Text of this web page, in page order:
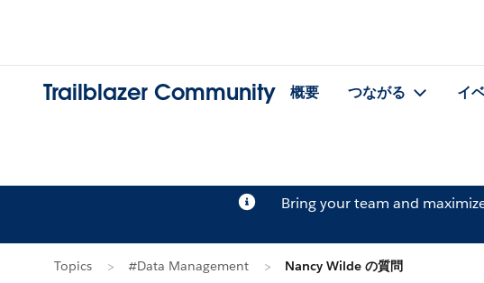
Trailblazer Community 概要 つながる イ
Bring your team and
Topics #Data Management Nancy Wilde の質問